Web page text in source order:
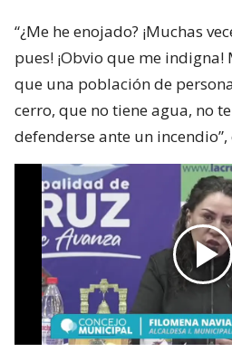
“¿Me he enojado? ¡Muchas
pues! ¡Obvio que me
que una población de
cerro, que no tiene agua, no
defenderse ante un incendio”,